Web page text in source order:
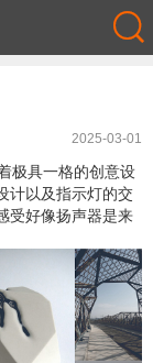
2025-03-01
极具一格的创意设
计以及指示灯的交
受好像扬声器是来